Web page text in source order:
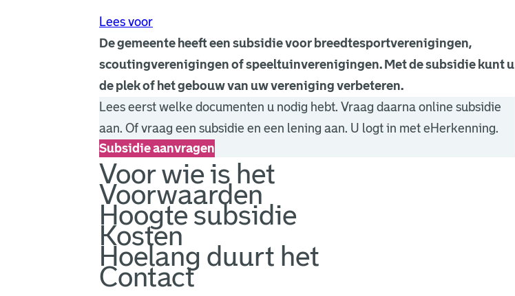
Lees voor
De gemeente heeft een subsidie voor breedtesportverenigingen,
scoutingverenigingen of speeltuinverenigingen. Met de subsidie kunt u
de plek of het gebouw van uw vereniging verbeteren.
Lees eerst welke documenten u nodig hebt. Vraag daarna online subsidie
aan. Of vraag een subsidie en een lening aan. U logt in met eHerkenning.
Subsidie aanvragen
Voor wie is het
Voorwaarden
Hoogte subsidie
Kosten
Hoelang duurt het
Contact